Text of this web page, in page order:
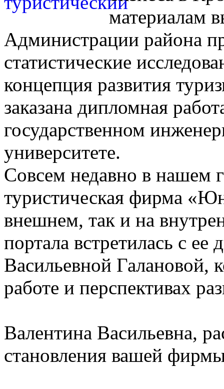
материалам
Администрации района
статистические
концепция развития
заказана дипломная
государственном
университете.
Совсем недавно в нашем
туристическая фирма
внешнем, так и на
портала встретилась с
Васильевной Галановой,
работе и перспективах
Валентина Васильевна,
становления вашей